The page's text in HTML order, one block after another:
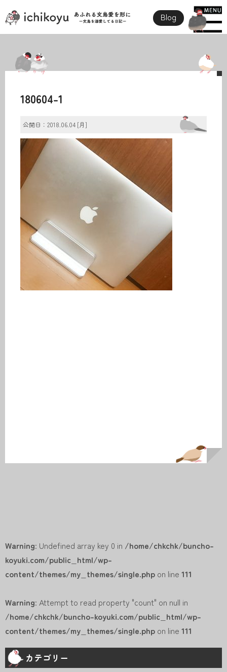
Blog
180604-1
公開日：2018.06.04 [月]
Warning: Undefined array key 0 in /home/chkchk/buncho-
koyuki.com/public_html/wp-
content/themes/my_themes/single.php on line 111
Warning: Attempt to read property "count" on null in
/home/chkchk/buncho-koyuki.com/public_html/wp-
content/themes/my_themes/single.php on line 111
カテゴリー